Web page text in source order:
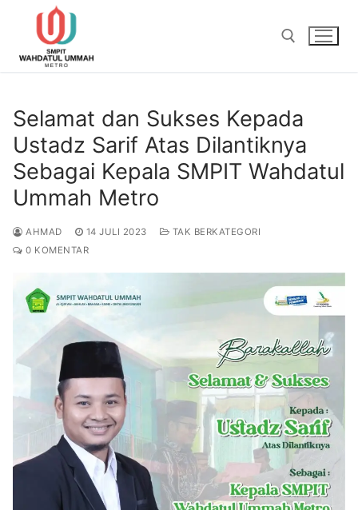
Lompat
Selamat dan Sukses Kepada
Ustadz Sarif Atas Dilantiknya
Sebagai Kepala SMPIT Wahdatul
Ummah Metro
AHMAD 14 JULI 2023
TAK BERKATEGORI
0 KOMENTAR